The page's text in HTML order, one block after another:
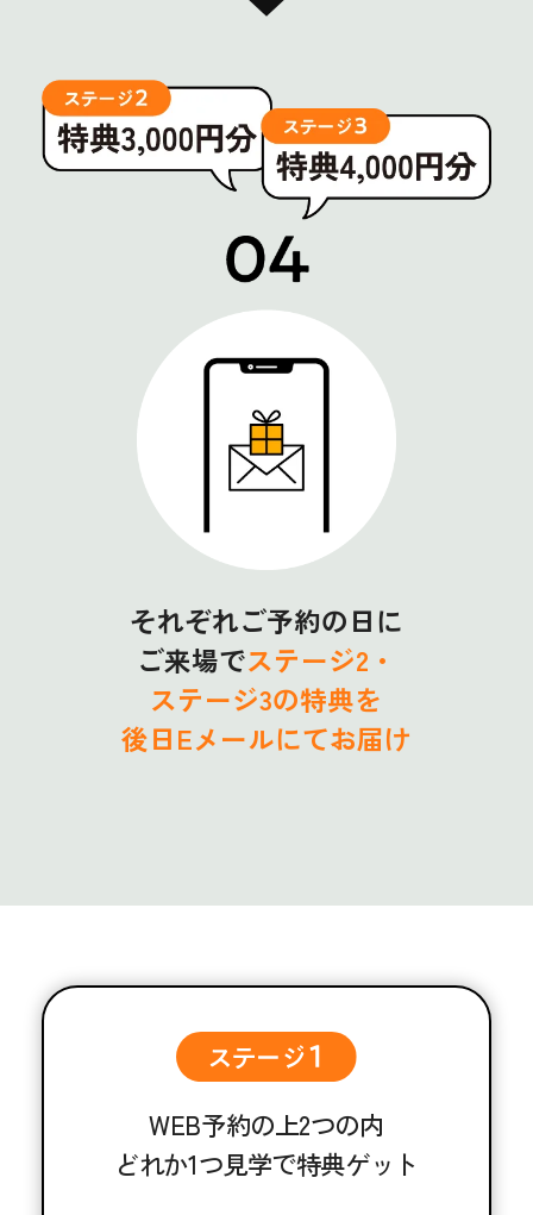
それぞれご予約の日に
ご来場でステージ2・
ステージ3の特典を
後日Eメールにてお届け
WEB予約の上2つの内
どれか1つ見学で特典ゲット